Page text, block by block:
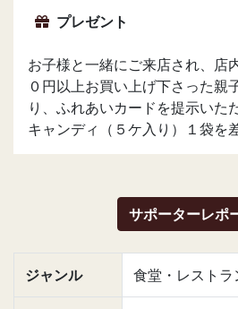
プレゼント
お子様と一緒にご来店され、店
０円以上お買い上げ下さった親
り、ふれあいカードを提示いた
キャンディ（５ケ入り）１袋を
サポーターレポ
ジャンル 食堂・レストラ